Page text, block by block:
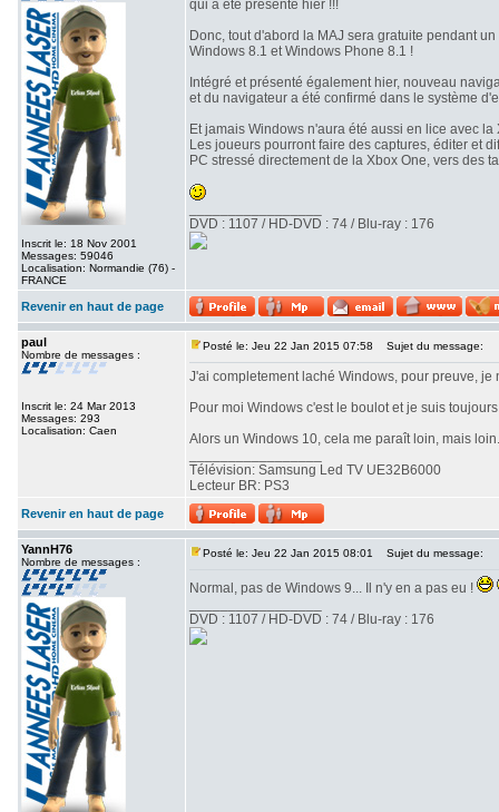
Inscrit le: 18 Nov 2001
Messages: 59046
Localisation: Normandie (76) -
FRANCE
qui a été présenté hier !!!
Donc, tout d'abord la MAJ sera gratuite pendant
Windows 8.1 et Windows Phone 8.1 !
Intégré et présenté également hier, nouveau
et du navigateur a été confirmé dans le système
Et jamais Windows n'aura été aussi en lice avec la
Les joueurs pourront faire des captures, éditer et
PC stressé directement de la Xbox One, vers des
DVD : 1107 / HD-DVD : 74 / Blu-ray : 176
Revenir en haut de page
paul
Nombre de messages :
Inscrit le: 24 Mar 2013
Messages: 293
Localisation: Caen
Posté le: Jeu 22 Jan 2015 07:58 Sujet du message:
J'ai completement laché Windows, pour preuve,
Pour moi Windows c'est le boulot et je suis
Alors un Windows 10, cela me paraît loin, mais
Télévision: Samsung Led TV UE32B6000
Lecteur BR: PS3
Revenir en haut de page
YannH76
Nombre de messages :
Posté le: Jeu 22 Jan 2015 08:01 Sujet du message:
Normal, pas de Windows 9... Il n'y en a pas eu !
DVD : 1107 / HD-DVD : 74 / Blu-ray : 176